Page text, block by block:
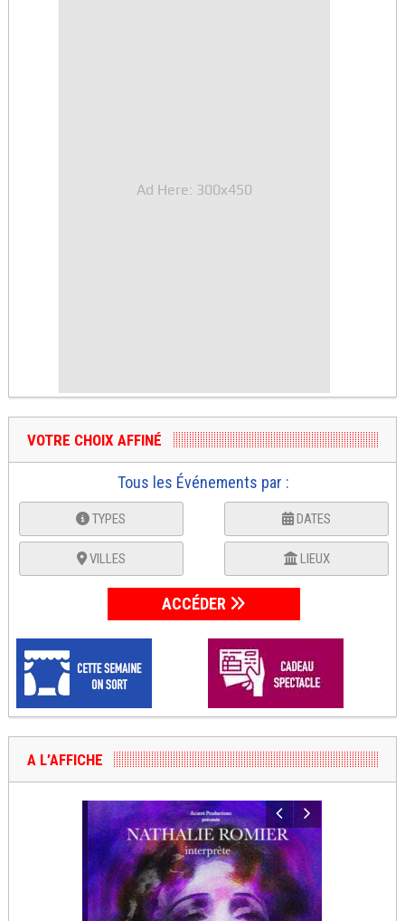
Ad Here: 300x450
VOTRE CHOIX AFFINÉ
Tous les Événements par :
TYPES DATES
VILLES LIEUX
ACCÉDER
A L’AFFICHE